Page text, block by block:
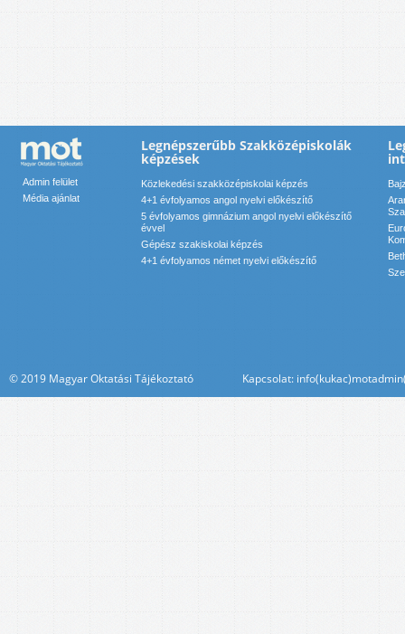
Admin felület
Média ajánlat
Legnépszerűbb Szakközépiskolák
képzések
Közlekedési szakközépiskolai képzés
4+1 évfolyamos angol nyelvi előkészítő
5 évfolyamos gimnázium angol nyelvi előkészítő
évvel
Gépész szakiskolai képzés
4+1 évfolyamos német nyelvi előkészítő
© 2019 Magyar Oktatási Tájékoztató Kapcsolat: